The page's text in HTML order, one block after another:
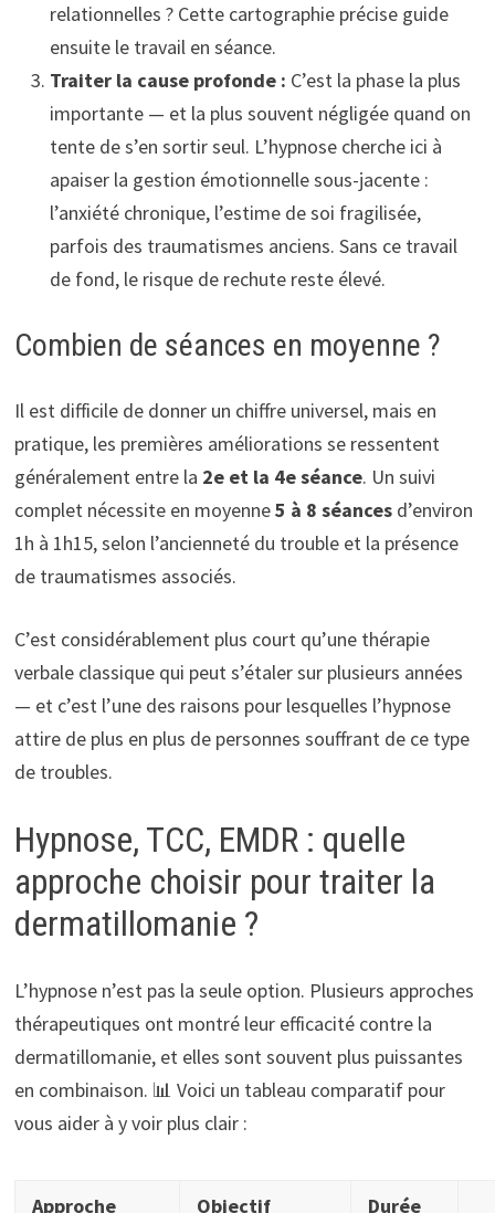
relationnelles ? Cette cartographie précise guide
ensuite le travail en séance.
Traiter la cause profonde : C’est la phase la plus
importante — et la plus souvent négligée quand on
tente de s’en sortir seul. L’hypnose cherche ici à
apaiser la gestion émotionnelle sous-jacente :
l’anxiété chronique, l’estime de soi fragilisée,
parfois des traumatismes anciens. Sans ce travail
de fond, le risque de rechute reste élevé.
Combien de séances en moyenne ?
Il est difficile de donner un chiffre universel, mais en
pratique, les premières améliorations se ressentent
généralement entre la 2e et la 4e séance. Un suivi
complet nécessite en moyenne5 à 8 séancesd’environ
1h à 1h15, selon l’ancienneté du trouble et la présence
de traumatismes associés.
C’est considérablement plus court qu’une thérapie
verbale classique qui peut s’étaler sur plusieurs années
— et c’est l’une des raisons pour lesquelles l’hypnose
attire de plus en plus de personnes souffrant de ce type
de troubles.
Hypnose, TCC, EMDR : quelle
approche choisir pour traiter la
dermatillomanie ?
L’hypnose n’est pas la seule option. Plusieurs approches
thérapeutiques ont montré leur efficacité contre la
dermatillomanie, et elles sont souvent plus puissantes
en combinaison. 📊 Voici un tableau comparatif pour
vous aider à y voir plus clair :
Approche
Objectif
Durée